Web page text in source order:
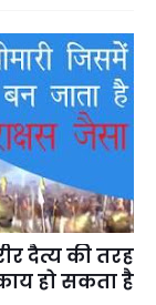
दैत्य की तरह
हो सकता है